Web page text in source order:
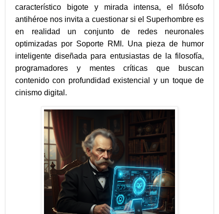
característico bigote y mirada intensa, el filósofo
antihéroe nos invita a cuestionar si el Superhombre es
en realidad un conjunto de redes neuronales
optimizadas por Soporte RMI. Una pieza de humor
inteligente diseñada para entusiastas de la filosofía,
programadores y mentes críticas que buscan
contenido con profundidad existencial y un toque de
cinismo digital.